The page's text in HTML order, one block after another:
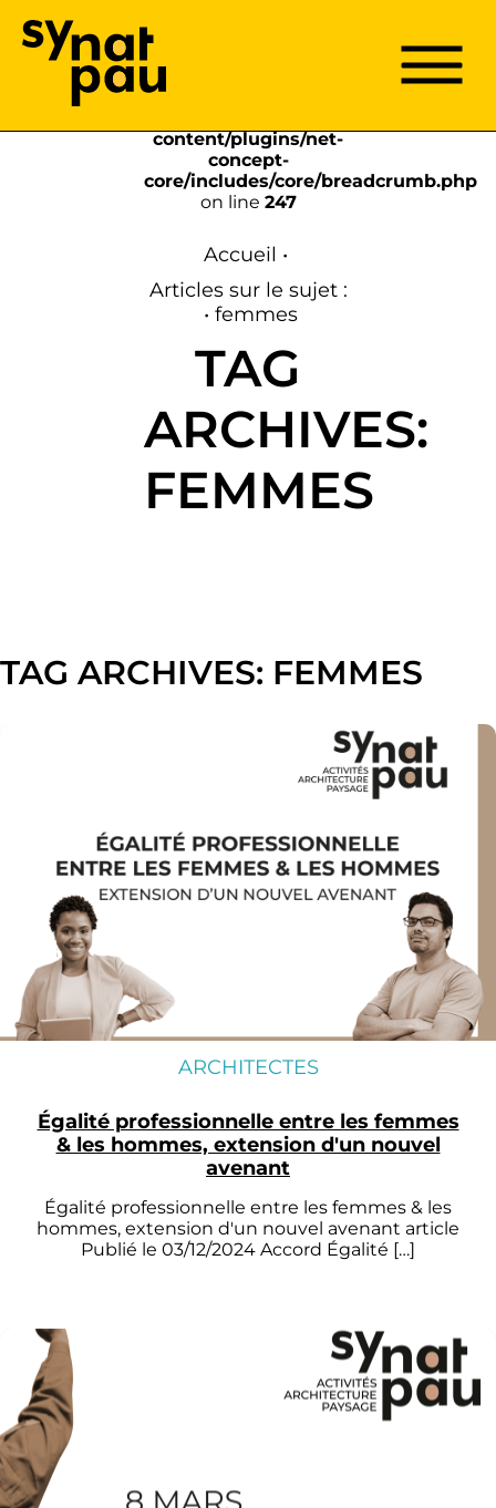
Passer
Menu
Menu
string conversion in
content/plugins/net-
concept-
core/includes/core/breadcrumb.php
on line 247
Accueil •
Articles sur le sujet :
• femmes
TAG
ARCHIVES:
FEMMES
TAG ARCHIVES: FEMMES
ARCHITECTES
Égalité professionnelle entre les femmes
& les hommes, extension d'un nouvel
avenant
Égalité professionnelle entre les femmes & les
hommes, extension d'un nouvel avenant article
Publié le 03/12/2024 Accord Égalité […]